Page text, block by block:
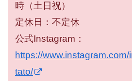
時（土日祝）
定休日：不定休
公式Instagram：
https://
tato/